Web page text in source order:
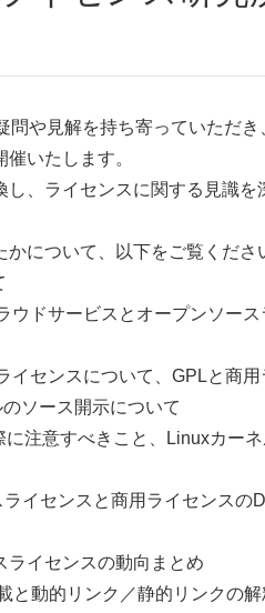
や見解を持ち寄っていただ
いたします。
、ライセンスに関する見識を
について、以下をご覧くださ
ドサービスとオープンソー
イセンスについて、GPLと商
ソース開示について
注意すべきこと、Linuxカー
イセンスと商用ライセンスの
ライセンスの動向まとめ
と動的リンク／静的リンクの解